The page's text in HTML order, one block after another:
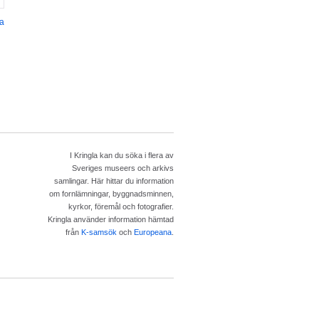
I Kringla kan du söka i flera av
Sveriges museers och arkivs
samlingar. Här hittar du information
om fornlämningar, byggnadsminnen,
kyrkor, föremål och fotografier.
Kringla använder information hämtad
från K-samsök och Europeana